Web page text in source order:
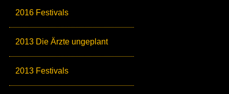
2016 Festivals
2013 Die Ärzte ungeplant
2013 Festivals